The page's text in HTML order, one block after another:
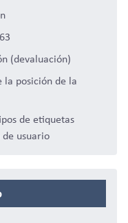
(devaluación)
la posición de la
de etiquetas
de usuario